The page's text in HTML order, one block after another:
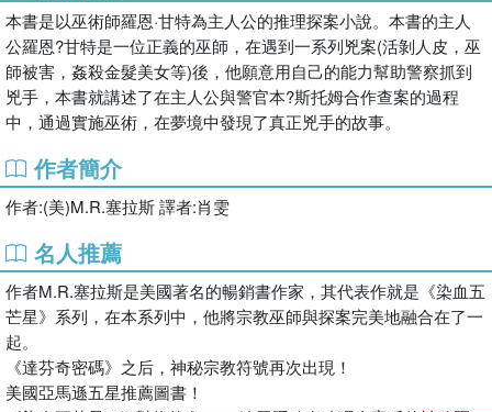
本書是以巫術師羅恩·甘特為主人公的推理探案小說。本書的主人
公羅恩?甘特是一位正義的巫師，在遇到一系列兇案(活剝人皮，巫
師被害，姦殺金髮美女等)後，他願意用自己的能力幫助警察抓到
兇手，本書就講述了在主人公與警官本?斯托姆合作查案的過程
中，通過實施巫術，在夢境中發現了真正兇手的故事。
作者簡介
作者:(美)M.R.塞拉斯 譯者:肖雯
名人推薦
作者M.R.塞拉斯是美國著名的暢銷書作家，其代表作就是《染血五
芒星》系列，在本系列中，他將宗教巫師與探案完美地融合在了一
起。
《達芬奇密碼》之后，神秘宗教符號再次出現！
美國亞馬遜五星推薦圖書！